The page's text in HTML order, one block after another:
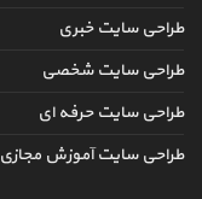
طراحی سایت خبری
طراحی سایت شخصی
طراحی سایت حرفه ای
طراحی سایت آموزش مجازی